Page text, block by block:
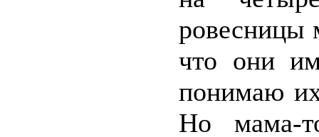
ровесницы
что они
понимаю их
Но мама-